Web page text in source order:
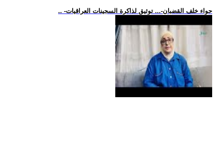
.. -حواء خلف القضبان-... توثيق لذاكرة السجينات العراقيات